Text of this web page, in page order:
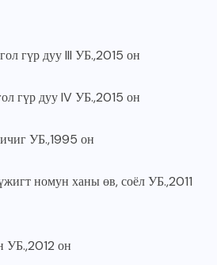
гүр дуу III УБ.,2015 он
гүр дуу IV УБ.,2015 он
УБ.,1995 он
номун ханы өв, соёл УБ.,2011
УБ.,2012 он